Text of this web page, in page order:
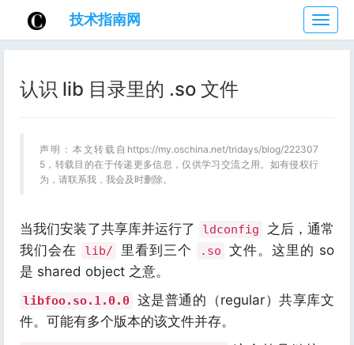
技
术
指
技术指南网
认识 lib 目录里的 .so 文件
声明：本文转载自https://my.oschina.net/tridays/blog/222307
5，转载目的在于传递更多信息，仅供学习交流之用。如有侵权行
为，请联系我，我会及时删除。
当我们安装了共享库并运行了 ldconfig
之后，通常
我们会在
lib/ 里看到三个 .so
文件。这里的 so
是 shared object 之意。
libfoo.so.1.0.0 这是普通的（regular）共享库文
件。可能有多个版本的该文件并存。